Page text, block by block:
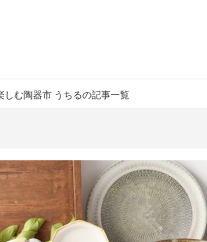
しむ陶器市 うちるの記事一覧